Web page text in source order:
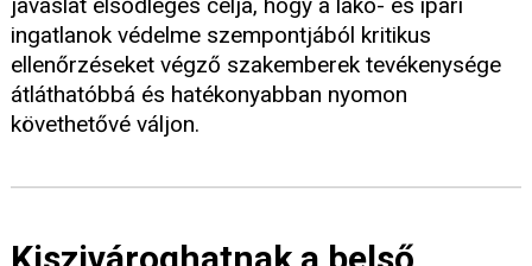
ingatlanok védelme szempontjából kritikus
ellenőrzéseket végző szakemberek tevékenysége
átláthatóbbá és hatékonyabban nyomon
követhetővé váljon.